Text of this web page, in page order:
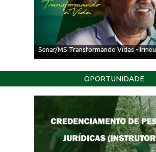
Senar/MS Transformando Vidas - Irineu
OPORTUNIDADE